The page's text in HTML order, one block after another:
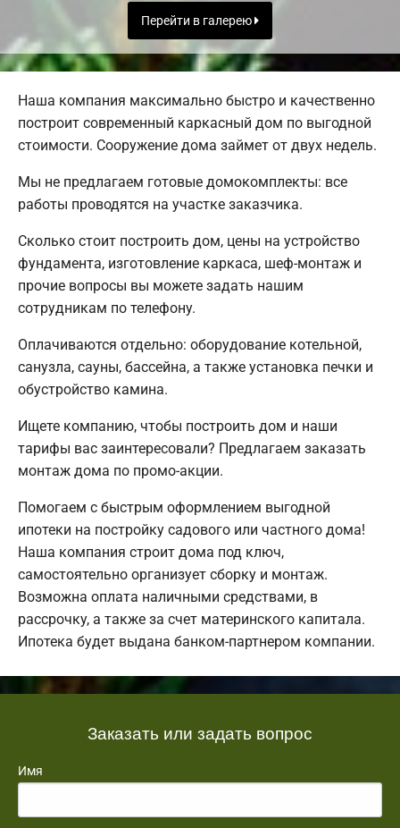
Перейти в галерею
Наша компания максимально быстро и качественно
построит современный каркасный дом по выгодной
стоимости. Сооружение дома займет от двух недель.
Мы не предлагаем готовые домокомплекты: все
работы проводятся на участке заказчика.
Сколько стоит построить дом, цены на устройство
фундамента, изготовление каркаса, шеф-монтаж и
прочие вопросы вы можете задать нашим
сотрудникам по телефону.
Оплачиваются отдельно: оборудование котельной,
санузла, сауны, бассейна, а также установка печки и
обустройство камина.
Ищете компанию, чтобы построить дом и наши
тарифы вас заинтересовали? Предлагаем заказать
монтаж дома по промо-акции.
Помогаем с быстрым оформлением выгодной
ипотеки на постройку садового или частного дома!
Наша компания строит дома под ключ,
самостоятельно организует сборку и монтаж.
Возможна оплата наличными средствами, в
рассрочку, а также за счет материнского капитала.
Ипотека будет выдана банком-партнером компании.
Заказать или задать вопрос
Имя